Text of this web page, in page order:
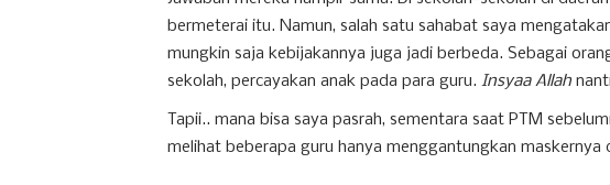
bermeterai itu. Namun, salah satu sahabat saya
mungkin saja kebijakannya juga jadi berbeda. Sebagai
sekolah, percayakan anak pada para guru. Insyaa Allah
Tapii.. mana bisa saya pasrah, sementara saat PTM
melihat beberapa guru hanya menggantungkan maskernya